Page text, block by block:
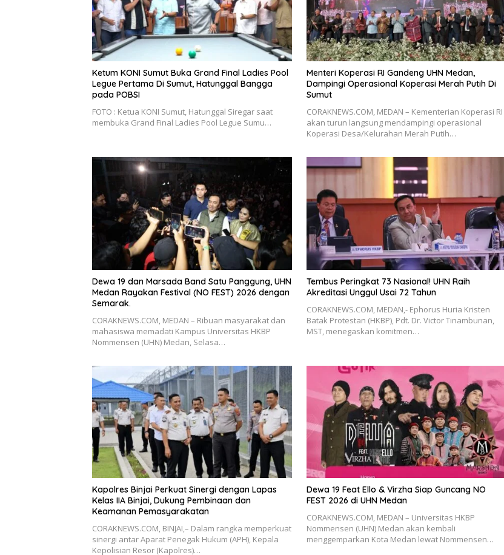
Ketum KONI Sumut Buka Grand Final Ladies Pool
Legue Pertama Di Sumut, Hatunggal Bangga
pada POBSI
FOTO : Ketua KONI Sumut, Hatunggal Siregar saat
membuka Grand Final Ladies Pool Legue Sumu…
Menteri Koperasi RI Gandeng UHN Medan,
Dampingi Operasional Koperasi Merah Putih Di
Sumut
CORAKNEWS.COM, MEDAN – Kementerian Koperasi RI
akan turun langsung mendampingi operasional
Koperasi Desa/Kelurahan Merah Putih…
Dewa 19 dan Marsada Band Satu Panggung, UHN
Medan Rayakan Festival (NO FEST) 2026 dengan
Semarak.
CORAKNEWS.COM, MEDAN – Ribuan masyarakat dan
mahasiswa memadati Kampus Universitas HKBP
Nommensen (UHN) Medan, Selasa…
Tembus Peringkat 73 Nasional! UHN Raih
Akreditasi Unggul Usai 72 Tahun
CORAKNEWS.COM, MEDAN,- Ephorus Huria Kristen
Batak Protestan (HKBP), Pdt. Dr. Victor Tinambunan,
MST, menegaskan komitmen…
Kapolres Binjai Perkuat Sinergi dengan Lapas
Kelas IIA Binjai, Dukung Pembinaan dan
Keamanan Pemasyarakatan
CORAKNEWS.COM, BINJAI,– Dalam rangka memperkuat
sinergi antar Aparat Penegak Hukum (APH), Kepala
Kepolisian Resor (Kapolres)…
Dewa 19 Feat Ello & Virzha Siap Guncang NO
FEST 2026 di UHN Medan
CORAKNEWS.COM, MEDAN – Universitas HKBP
Nommensen (UHN) Medan akan kembali
menggemparkan Kota Medan lewat Nommensen…